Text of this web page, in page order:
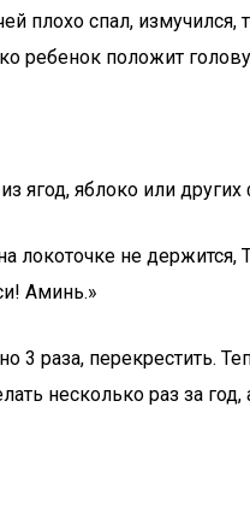
плохо спал,
ребенок положит
ягод, яблоко или
локоточке не
Аминь.»
раза, перекрестить.
несколько раз за